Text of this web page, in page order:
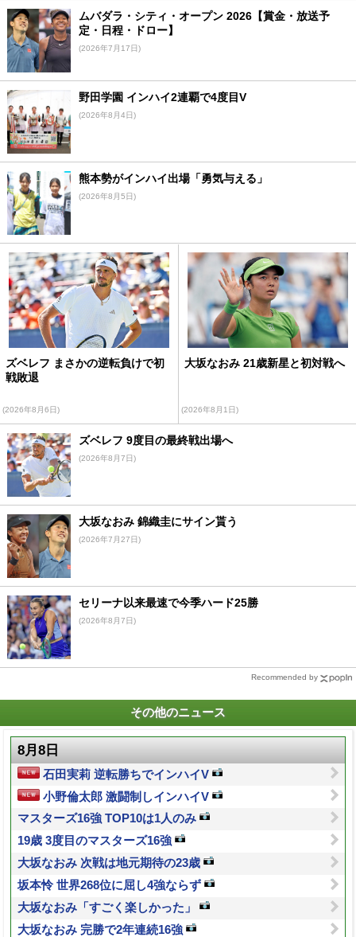
ムバダラ・シティ・オープン 2026【賞金・放送予
定・日程・ドロー】
(2026年7月17日)
野田学園 インハイ2連覇で4度目V
(2026年8月4日)
熊本勢がインハイ出場「勇気与える」
(2026年8月5日)
ズベレフ まさかの逆転負けで初
戦敗退
(2026年8月6日)
大坂なおみ 21歳新星と初対戦へ
(2026年8月1日)
ズベレフ 9度目の最終戦出場へ
(2026年8月7日)
大坂なおみ 錦織圭にサイン貰う
(2026年7月27日)
セリーナ以来最速で今季ハード25勝
(2026年8月7日)
Recommended by
その他のニュース
8月8日
石田実莉 逆転勝ちでインハイV
小野倫太郎 激闘制しインハイV
マスターズ16強 TOP10は1人のみ
19歳 3度目のマスターズ16強
大坂なおみ 次戦は地元期待の23歳
坂本怜 世界268位に屈し4強ならず
大坂なおみ「すごく楽しかった」
大坂なおみ 完勝で2年連続16強